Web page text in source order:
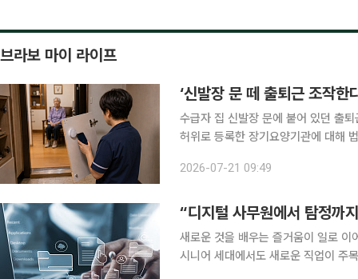
브라보 마이 라이프
‘신발장 문 떼 출퇴근 조작한
수급자 집 신발장 문에 붙어 있던 출
허위로 등록한 장기요양기관에 대해
보험공단을 상대로 낸 장기요양급여
2026-07-21 09:49
“디지털 사무원에서 탐정까
새로운 것을 배우는 즐거움이 일로
시니어 세대에서도 새로운 직업이 주